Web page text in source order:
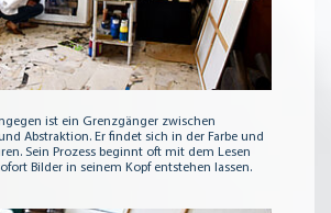
ist ein Grenzgänger zwischen
Abstraktion. Er findet sich in der Farbe und
Sein Prozess beginnt oft mit dem Lesen
Bilder in seinem Kopf entstehen lassen.